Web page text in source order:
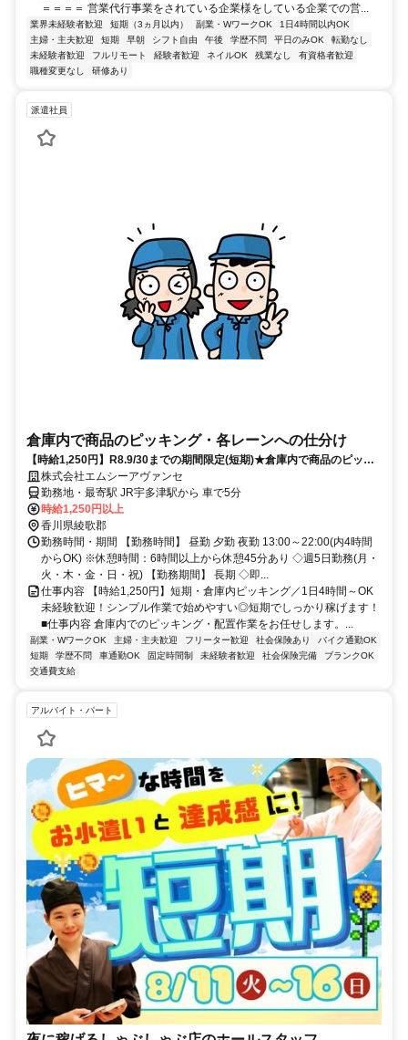
＝＝＝＝ 営業代行事業をされている企業様をしている企業での営...
業界未経験者歓迎 短期（3ヵ月以内） 副業・WワークOK
1日4時間以内OK
主婦・主夫歓迎
短期 早朝 シフト自由 午後 学歴不問 平日のみOK
転勤なし
未経験者歓迎
フルリモート 経験者歓迎 ネイルOK 残業なし
有資格者歓迎
職種変更なし
研修あり
派遣社員
倉庫内で商品のピッキング・各レーンへの仕分け
【時給1,250円】R8.9/30までの期間限定(短期)★倉庫内で商品のピッキ
ング・仕分け(MCお66-NA)
株式会社エムシーアヴァンセ
勤務地・最寄駅 JR宇多津駅から 車で5分
時給1,250円以上
香川県綾歌郡
勤務時間・期間 【勤務時間】 昼勤 夕勤 夜勤 13:00～22:00(内4時間
からOK) ※休憩時間：6時間以上から休憩45分あり ◇週5日勤務(月・
火・木・金・日・祝) 【勤務期間】 長期 ◇即...
仕事内容 【時給1,250円】短期・倉庫内ピッキング／1日4時間～OK
未経験歓迎！シンプル作業で始めやすい◎短期でしっかり稼げます！
■仕事内容 倉庫内でのピッキング・配置作業をお任せします。...
副業・WワークOK 主婦・主夫歓迎 フリーター歓迎 社会保険あり
バイク通勤OK
短期
学歴不問 車通勤OK 固定時間制 未経験者歓迎 社会保険完備
ブランクOK
交通費支給
アルバイト・パート